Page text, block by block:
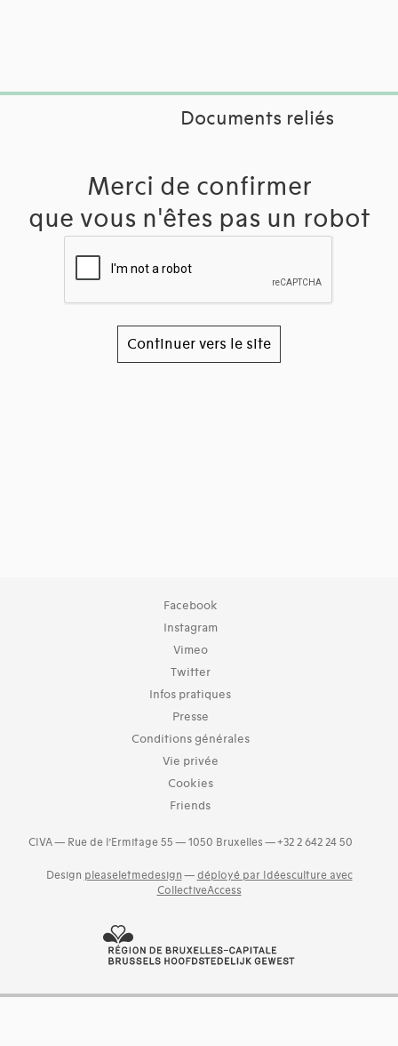
Documents reliés
Merci de confirmer
que vous n'êtes pas un robot
Continuer vers le site
Facebook
Instagram
Vimeo
Twitter
Infos pratiques
Presse
Conditions générales
Vie privée
Cookies
Friends
CIVA — Rue de l’Ermitage 55 — 1050 Bruxelles — +32 2 642 24 50
Design pleaseletmedesign — déployé par Idéesculture avec
CollectiveAccess